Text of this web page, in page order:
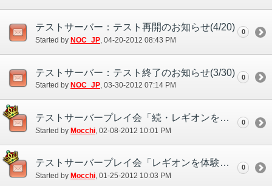
テストサーバー：テスト再開のお知らせ(4/20)
Started by NOC_JP‎, 04-20-2012 08:43 PM
0
テストサーバー：テスト終了のお知らせ(3/30)
Started by NOC_JP‎, 03-30-2012 07:14 PM
0
テストサーバープレイ会「続・レギオンを体験してみよう！」のお知らせ
Started by Mocchi ‎, 02-08-2012 10:01 PM
0
テストサーバープレイ会「レギオンを体験してみよう！」のお知らせ
Started by Mocchi‎, 01-25-2012 10:03 PM
0